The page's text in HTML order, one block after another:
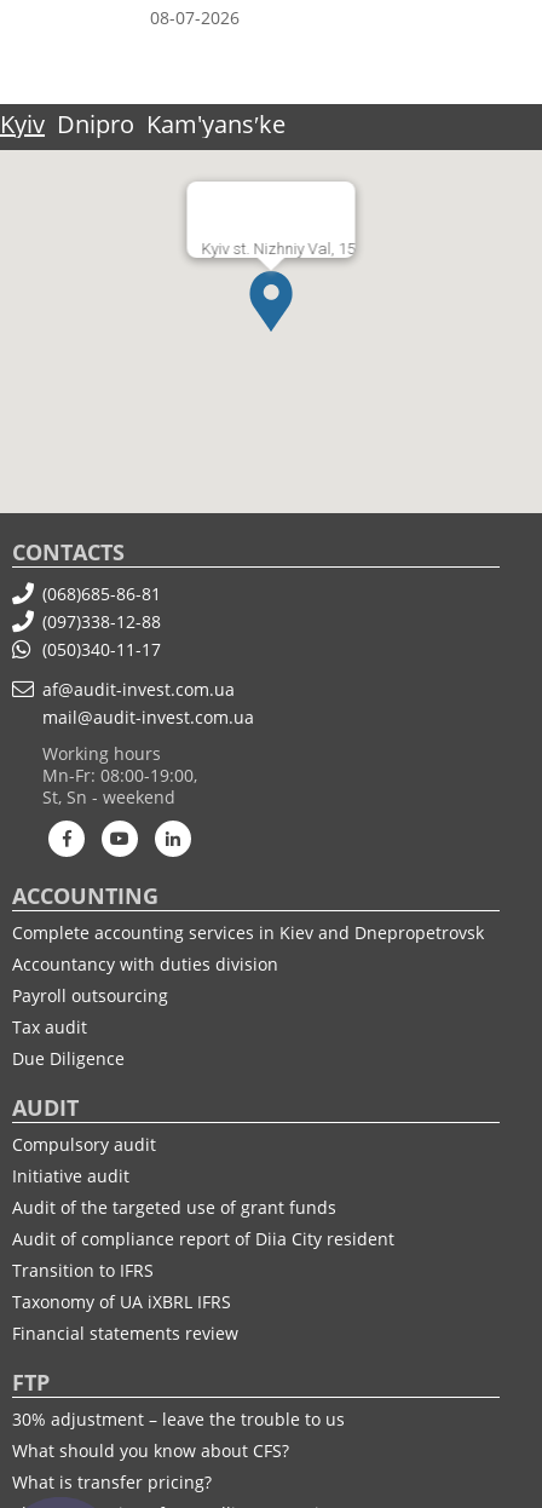
08-07-2026
Kyiv Dnipro Kam'yansʹke
Kyiv st. Nizhniy Val, 15
CONTACTS
(068)685-86-81
(097)338-12-88
(050)340-11-17
af@audit-invest.com.ua
mail@audit-invest.com.ua
Working hours
Mn-Fr: 08:00-19:00,
St, Sn - weekend
ACCOUNTING
Complete accounting services in Kiev and Dnepropetrovsk
Accountancy with duties division
Payroll outsourcing
Tax audit
Due Diligence
AUDIT
Compulsory audit
Initiative audit
Audit of the targeted use of grant funds
Audit of compliance report of Diia City resident
Transition to IFRS
Taxonomy of UA іXBRL IFRS
Financial statements review
FTP
30% adjustment – leave the trouble to us
What should you know about CFS?
What is transfer pricing?